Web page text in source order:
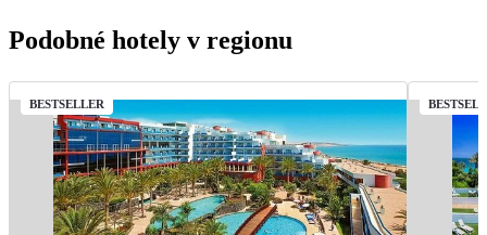
Podobné hotely v regionu
BESTSELLER